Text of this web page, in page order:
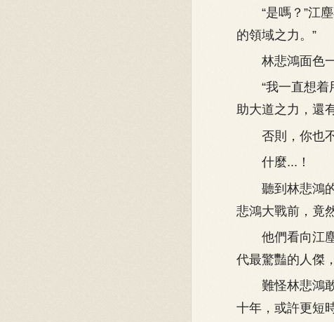
“是嗎？”江塵
的領域之力。”
林悲鴻面色一
“我一直想着用
助大道之力，還
否則，你也不
什麼...！
聽到林悲鴻的
悲鴻大戰前，竟
他們看向江塵
代最驚豔的人傑
難怪林悲鴻敢
十年，或許更短